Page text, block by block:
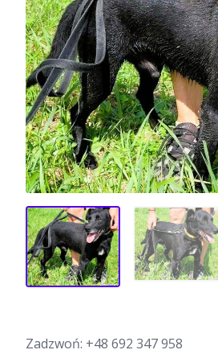
Zadzwoń: +48 692 347 958